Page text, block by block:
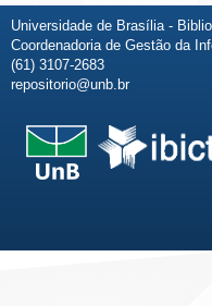
Universidade de Brasília -
Coordenadoria de Gestão da
(61) 3107-2683
repositorio@unb.br